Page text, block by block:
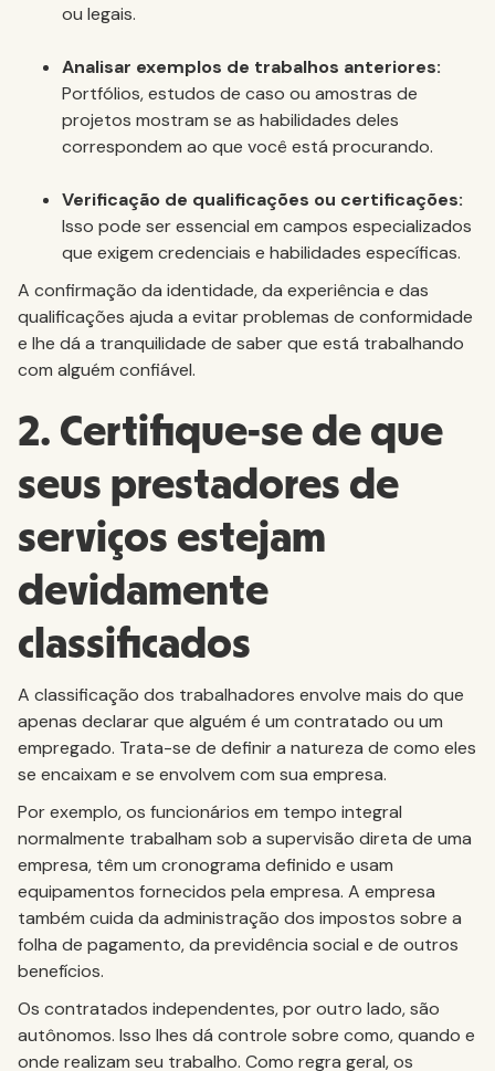
ou legais.
Analisar exemplos de trabalhos anteriores:
Portfólios, estudos de caso ou amostras de
projetos mostram se as habilidades deles
correspondem ao que você está procurando.
Verificação de qualificações ou certificações:
Isso pode ser essencial em campos especializados
que exigem credenciais e habilidades específicas.
A confirmação da identidade, da experiência e das
qualificações ajuda a evitar problemas de conformidade
e lhe dá a tranquilidade de saber que está trabalhando
com alguém confiável.
2. Certifique-se de que
seus prestadores de
serviços estejam
devidamente
classificados
A classificação dos trabalhadores envolve mais do que
apenas declarar que alguém é um contratado ou um
empregado. Trata-se de definir a natureza de como eles
se encaixam e se envolvem com sua empresa.
Por exemplo, os funcionários em tempo integral
normalmente trabalham sob a supervisão direta de uma
empresa, têm um cronograma definido e usam
equipamentos fornecidos pela empresa. A empresa
também cuida da administração dos impostos sobre a
folha de pagamento, da previdência social e de outros
benefícios.
Os contratados independentes, por outro lado, são
autônomos. Isso lhes dá controle sobre como, quando e
onde realizam seu trabalho. Como regra geral, os